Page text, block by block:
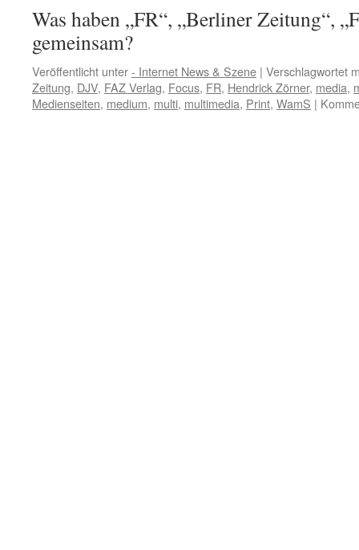
Was haben „FR“, „Berliner Zeitung“,
gemeinsam?
Veröffentlicht unter- Internet News & Szene | Verschlagwortet
Zeitung, DJV, FAZ Verlag, Focus, FR, Hendrick Zörner, media,
Medienseiten, medium, multi, multimedia, Print, WamS |